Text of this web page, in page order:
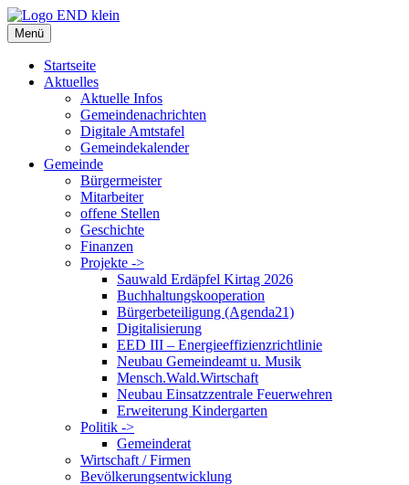
Zum
Inhalt
springen
Menü
Startseite
Aktuelles
Aktuelle Infos
Gemeindenachrichten
Digitale Amtstafel
Gemeindekalender
Gemeinde
Bürgermeister
Mitarbeiter
offene Stellen
Geschichte
Finanzen
Projekte ->
Sauwald Erdäpfel Kirtag 2026
Buchhaltungskooperation
Bürgerbeteiligung (Agenda21)
Digitalisierung
EED III – Energieeffizienzrichtlinie
Neubau Gemeindeamt u. Musik
Mensch.Wald.Wirtschaft
Neubau Einsatzzentrale Feuerwehren
Erweiterung Kindergarten
Politik ->
Gemeinderat
Wirtschaft / Firmen
Bevölkerungsentwicklung